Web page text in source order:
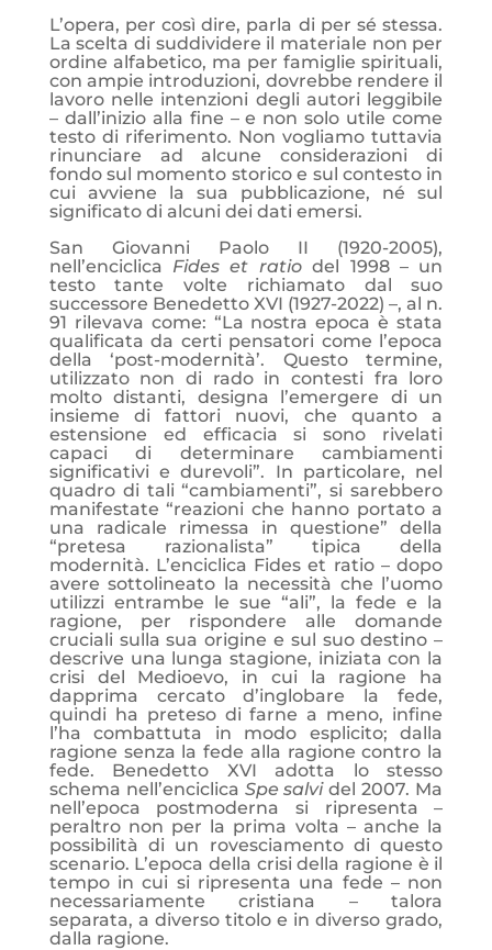
L’opera, per così dire, parla di per sé stessa.
La scelta di suddividere il materiale non per
ordine alfabetico, ma per famiglie spirituali,
con ampie introduzioni, dovrebbe rendere il
lavoro nelle intenzioni degli autori leggibile
– dall’inizio alla fine – e non solo utile come
testo di riferimento. Non vogliamo tuttavia
rinunciare ad alcune considerazioni di
fondo sul momento storico e sul contesto in
cui avviene la sua pubblicazione, né sul
significato di alcuni dei dati emersi.
San Giovanni Paolo II (1920-2005),
nell’enciclica Fides et ratiodel 1998 – un
testo tante volte richiamato dal suo
successore Benedetto XVI (1927-2022) –, al n.
91 rilevava come: “La nostra epoca è stata
qualificata da certi pensatori come l’epoca
della ‘post-modernità’. Questo termine,
utilizzato non di rado in contesti fra loro
molto distanti, designa l’emergere di un
insieme di fattori nuovi, che quanto a
estensione ed efficacia si sono rivelati
capaci di determinare cambiamenti
significativi e durevoli”. In particolare, nel
quadro di tali “cambiamenti”, si sarebbero
manifestate “reazioni che hanno portato a
una radicale rimessa in questione” della
“pretesa razionalista” tipica della
modernità. L’enciclica Fides et ratio – dopo
avere sottolineato la necessità che l’uomo
utilizzi entrambe le sue “ali”, la fede e la
ragione, per rispondere alle domande
cruciali sulla sua origine e sul suo destino –
descrive una lunga stagione, iniziata con la
crisi del Medioevo, in cui la ragione ha
dapprima cercato d’inglobare la fede,
quindi ha preteso di farne a meno, infine
l’ha combattuta in modo esplicito; dalla
ragione senza la fede alla ragione contro la
fede. Benedetto XVI adotta lo stesso
schema nell’enciclica Spe salvidel 2007. Ma
nell’epoca postmoderna si ripresenta –
peraltro non per la prima volta – anche la
possibilità di un rovesciamento di questo
scenario. L’epoca della crisi della ragione è il
tempo in cui si ripresenta una fede – non
necessariamente cristiana – talora
separata, a diverso titolo e in diverso grado,
dalla ragione.